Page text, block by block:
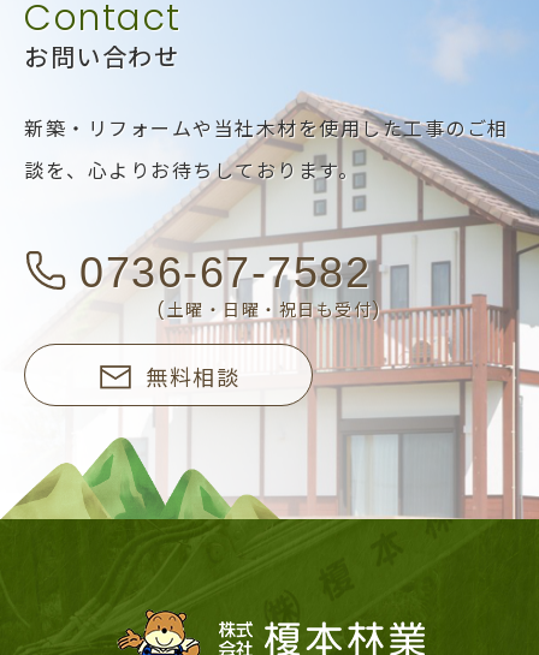
お問い合わせ
新築・リフォームや当社木材を使用した工事のご相
談を、 心よりお待ちしております。
0736-67-7582
(土曜・日曜・祝日も受付)
無料相談